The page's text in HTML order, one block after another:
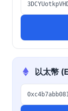
以太幣